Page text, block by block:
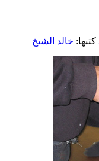
كتبها: خالد الشيخ